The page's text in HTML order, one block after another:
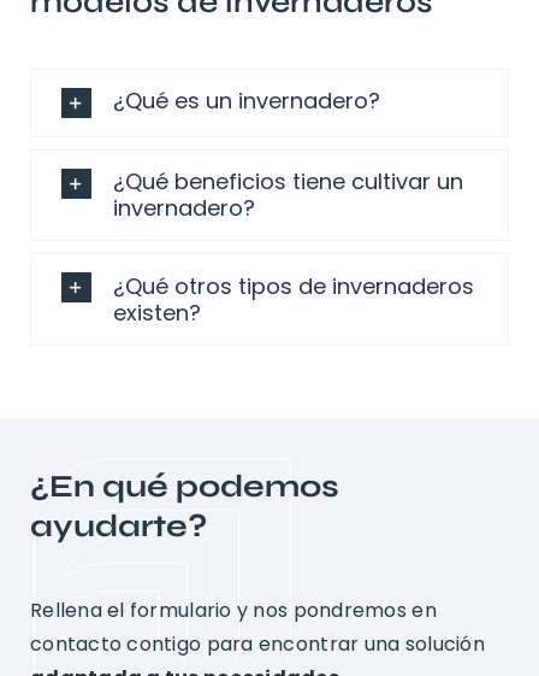
¿Qué es un invernadero?
¿Qué beneficios tiene cultivar un
invernadero?
¿Qué otros tipos de invernaderos
existen?
¿En qué podemos
ayudarte?
Rellena el formulario y nos pondremos en
contacto contigo para encontrar una solución